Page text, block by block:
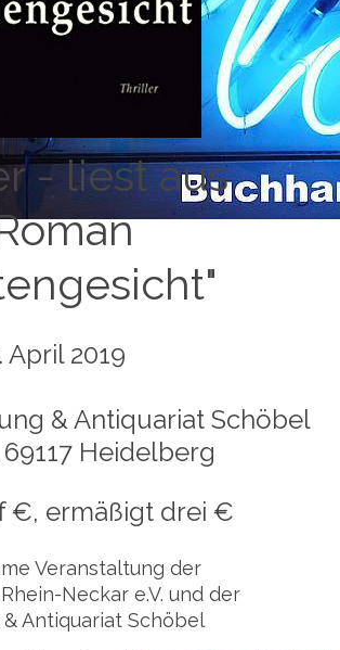
- liest aus
April 2019
& Antiquariat Schöbel
Heidelberg
€, ermäßigt drei €
Veranstaltung der
Neckar e.V. und der
Antiquariat Schöbel